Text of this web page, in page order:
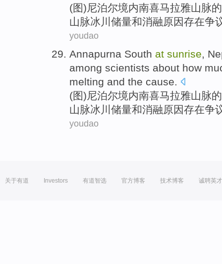
(图)尼泊尔境内南喜马拉雅山脉的
山脉冰川 储量和消融原因存在争
youdao
Annapurna South at sunrise,
among scientists about how
melting and the cause.
(图)尼泊尔境内南喜马拉雅山脉的
山脉冰川 储量和消融原因存在争
youdao
关于有道 Investors 有道智选 官方博客 技术博客 诚聘英才